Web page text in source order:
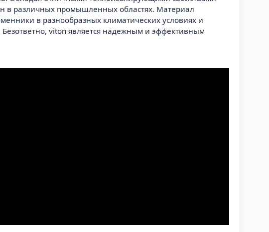
в различных промышленных областях. Материал
в разнообразных климатических условиях и
viton является надежным и эффективным